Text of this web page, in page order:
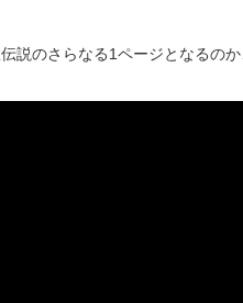
説のさらなる1ページとなるの